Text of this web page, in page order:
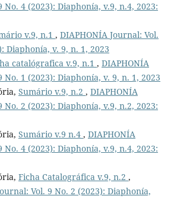
No. 4 (2023): Diaphonía, v.9, n.4, 2023:
v.9, n.1 , DIAPHONÍA Journal: Vol.
Diaphonía, v. 9, n. 1, 2023
catalógrafica v.9, n.1 , DIAPHONÍA
No. 1 (2023): Diaphonía, v. 9, n. 1, 2023
Sumário v.9, n.2 , DIAPHONÍA
No. 2 (2023): Diaphonía, v.9, n.2, 2023:
Sumário v.9 n.4 , DIAPHONÍA
No. 4 (2023): Diaphonía, v.9, n.4, 2023:
Ficha Catalográfica v.9, n.2 ,
Vol. 9 No. 2 (2023): Diaphonía,